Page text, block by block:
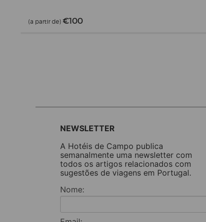
(a partir de) €100
NEWSLETTER
A Hotéis de Campo publica
semanalmente uma newsletter com
todos os artigos relacionados com
sugestões de viagens em Portugal.
Nome: